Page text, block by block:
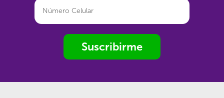
Suscribirme